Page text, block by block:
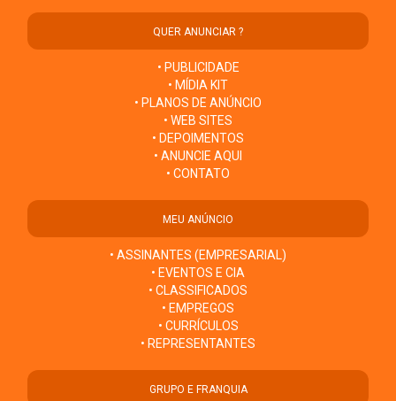
QUER ANUNCIAR ?
• PUBLICIDADE
• MÍDIA KIT
• PLANOS DE ANÚNCIO
• WEB SITES
• DEPOIMENTOS
• ANUNCIE AQUI
• CONTATO
MEU ANÚNCIO
• ASSINANTES (EMPRESARIAL)
• EVENTOS E CIA
• CLASSIFICADOS
• EMPREGOS
• CURRÍCULOS
• REPRESENTANTES
GRUPO E FRANQUIA